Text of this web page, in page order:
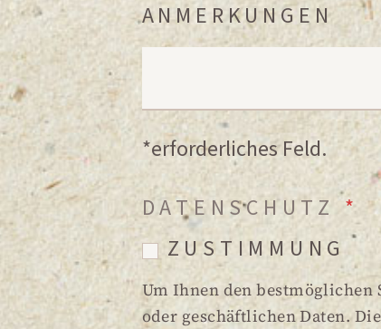
E
L
A
N
D
L
E
O
N
*
ANMERKUNGEN
E
X
T
A
B
S
*erforderliches Feld.
DATENSCHUTZ*
ZUSTIMMUNG
Um Ihnen den bestmöglichen
oder geschäftlichen Daten.